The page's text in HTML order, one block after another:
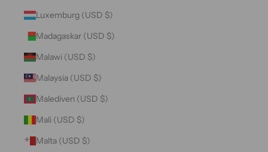
Luxemburg (USD $)
Madagaskar (USD $)
Malawi (USD $)
Malaysia (USD $)
Malediven (USD $)
Mali (USD $)
Malta (USD $)